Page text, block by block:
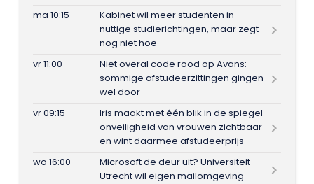
ma 10:15
Kabinet wil meer studenten in
nuttige studierichtingen, maar zegt
nog niet hoe
vr 11:00
Niet overal code rood op Avans:
sommige afstudeerzittingen gingen
wel door
vr 09:15
Iris maakt met één blik in de spiegel
onveiligheid van vrouwen zichtbaar
en wint daarmee afstudeerprijs
wo 16:00
Microsoft de deur uit? Universiteit
Utrecht wil eigen mailomgeving